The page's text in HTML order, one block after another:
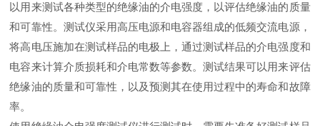
以用来测试各种类型的绝缘油的介电强度，以评估绝缘油的质量
和可靠性。测试仪采用高压电源和电容器组成的低频交流电源，
将高电压施加在测试样品的电极上，通过测试样品的介电强度和
电容来计算介质损耗和介电常数等参数。测试结果可以用来评估
绝缘油的质量和可靠性，以及预测其在使用过程中的寿命和故障
率。